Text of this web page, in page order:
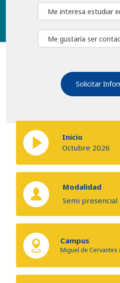
Inicio
Octubre 2026
Modalidad
Semi presencial
Campus
Miguel de Cervantes